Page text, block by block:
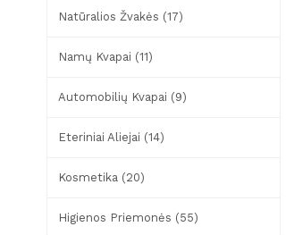
Natūralios Žvakės (17)
Namų Kvapai (11)
Automobilių Kvapai (9)
Eteriniai Aliejai (14)
Kosmetika (20)
Higienos Priemonės (55)